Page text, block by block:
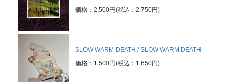
価格：2,500円(税込：2,750円)
SLOW WARM DEATH / SLOW WARM DEATH
価格：1,500円(税込：1,650円)